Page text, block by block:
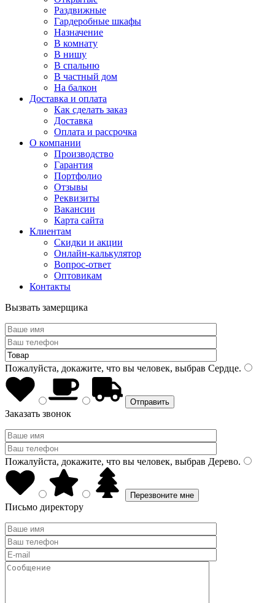
Раздвижные
Гардеробные шкафы
Назначение
В комнату
В нишу
В спальню
В частный дом
На балкон
Доставка и оплата
Как сделать заказ
Доставка
Оплата и рассрочка
О компании
Производство
Гарантия
Портфолио
Отзывы
Реквизиты
Вакансии
Карта сайта
Клиентам
Скидки и акции
Онлайн-калькулятор
Вопрос-ответ
Оптовикам
Контакты
Вызвать замерщика
Пожалуйста, докажите, что вы человек, выбрав Сердце.
Заказать звонок
Пожалуйста, докажите, что вы человек, выбрав Дерево.
Письмо директору